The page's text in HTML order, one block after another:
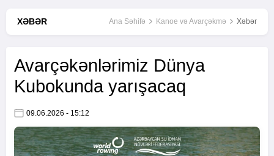
XƏBƏR Ana Səhifə Kanoe və Avarçəkmə Xəbər
Avarçəkənlərimiz Dünya
Kubokunda yarışacaq
09.06.2026 - 15:12